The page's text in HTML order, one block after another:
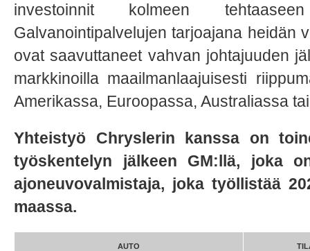
investoinnit kolmeen
Galvanointipalvelujen tarjoajana heidän
ovat saavuttaneet vahvan johtajuuden
markkinoilla maailmanlaajuisesti
Amerikassa, Euroopassa, Australiassa
Yhteistyö Chryslerin kanssa on
työskentelyn jälkeen GM:llä, joka
ajoneuvovalmistaja, joka työllistää
maassa.
AUTO